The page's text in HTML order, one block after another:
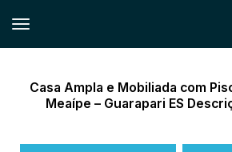
Casa Ampla e Mobiliada com
Meaípe – Guarapari ES